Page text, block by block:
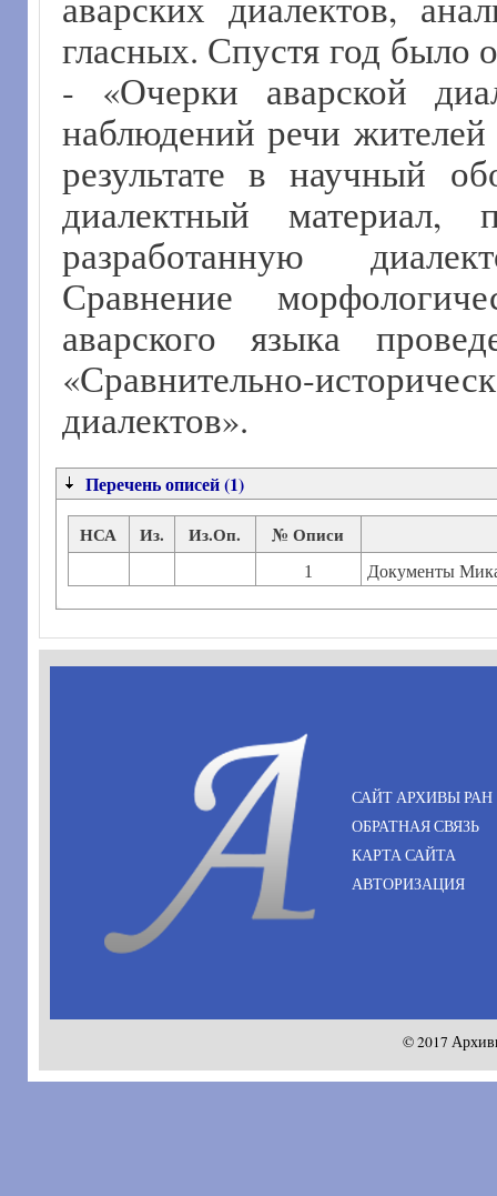
гласных. Спустя год было
- «Очерки аварской
наблюдений речи
результате в научный
диалектный материал,
разработанную
Сравнение
аварского языка
«Сравнительно-
диалектов».
Перечень описей (1)
НСА Из. Из.Оп. № Описи
1 Документы
САЙТ АРХИВЫ РАН
ОБРАТНАЯ СВЯЗЬ
КАРТА САЙТА
АВТОРИЗАЦИЯ
© 2017